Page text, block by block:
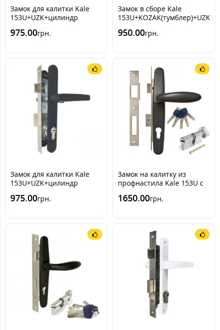
Замок для калитки Kale
153U+UZK+цилиндр
975.00грн.
Замок в сборе Kale
950.00грн.
Замок для калитки Kale
153U+UZK+цилиндр
975.00грн.
Замок на калитку из
профнастила Kale 153U с
[Антрацитово-серый]
1650.00грн.